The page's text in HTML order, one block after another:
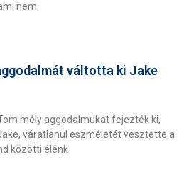
nem
váltotta ki Jake
mély aggodalmukat fejezték ki,
váratlanul eszméletét vesztette a
közötti élénk